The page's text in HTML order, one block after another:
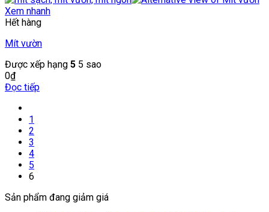
Xem nhanh
Hết hàng
Mít vườn
Được xếp hạng 5 5 sao
0₫
Đọc tiếp
1
2
3
4
5
6
Sản phẩm đang giảm giá